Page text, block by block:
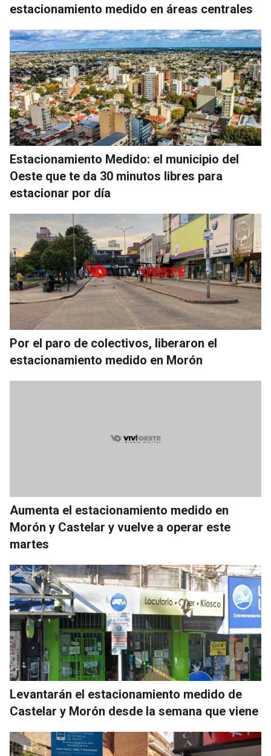
estacionamiento medido en áreas centrales
Estacionamiento Medido: el municipio del
Oeste que te da 30 minutos libres para
estacionar por día
Por el paro de colectivos, liberaron el
estacionamiento medido en Morón
Aumenta el estacionamiento medido en
Morón y Castelar y vuelve a operar este
martes
Levantarán el estacionamiento medido de
Castelar y Morón desde la semana que viene